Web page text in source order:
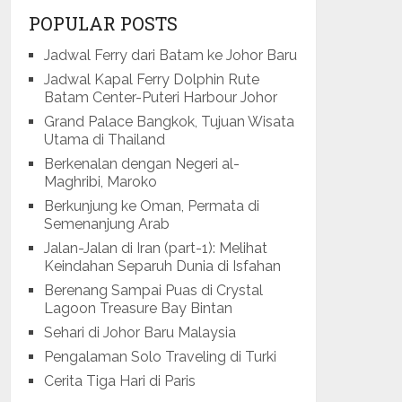
POPULAR POSTS
Jadwal Ferry dari Batam ke Johor Baru
Jadwal Kapal Ferry Dolphin Rute
Batam Center-Puteri Harbour Johor
Grand Palace Bangkok, Tujuan Wisata
Utama di Thailand
Berkenalan dengan Negeri al-
Maghribi, Maroko
Berkunjung ke Oman, Permata di
Semenanjung Arab
Jalan-Jalan di Iran (part-1): Melihat
Keindahan Separuh Dunia di Isfahan
Berenang Sampai Puas di Crystal
Lagoon Treasure Bay Bintan
Sehari di Johor Baru Malaysia
Pengalaman Solo Traveling di Turki
Cerita Tiga Hari di Paris